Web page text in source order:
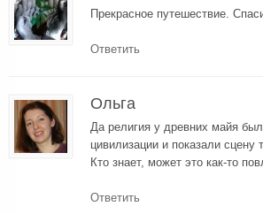
Прекрасное путешествие.
Ответить
Ольга
Да религия у древних майя
цивилизации и показали сцену
Кто знает, может это как-то
Ответить